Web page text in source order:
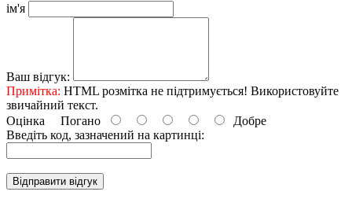
ім'я
Ваш відгук:
Примітка: HTML розмітка не підтримується! Використовуйте
звичайний текст.
Оцінка Погано
Добре
Введіть код, зазначений на картинці:
Відправити відгук